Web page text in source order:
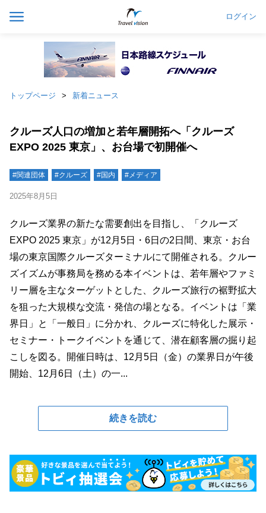
ログイン
トップページ 新着ニュース
クルーズ人口の増加と若年層開拓へ「クルーズ
EXPO 2025 東京」、お台場で初開催へ
#関連団体 #クルーズ #国内 #メディア
2025年8月5日
クルーズ業界の新たな需要創出を目指し、「クルーズ
EXPO 2025 東京」が12月5日・6日の2日間、東京・お台
場の東京国際クルーズターミナルにて開催される。クルー
ズイズムが事務局を務める本イベントは、若年層やファミ
リー層を主なターゲットとした、クルーズ旅行の裾野拡大
を狙った大規模な交流・発信の場となる。イベントは「業
界日」と「一般日」に分かれ、クルーズに特化した展示・
セミナー・トークイベントを通じて、潜在顧客層の掘り起
こしを図る。開催日時は、12月5日（金）の業界日が午後
開始、12月6日（土）の一...
続きを読む